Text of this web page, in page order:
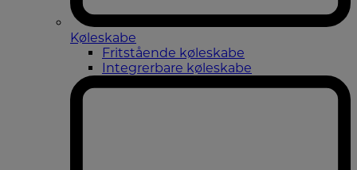
Køleskabe
Fritstående køleskabe
Integrerbare køleskabe